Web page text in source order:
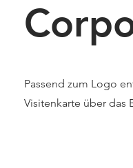
Passend zum Logo
Visitenkarte über das